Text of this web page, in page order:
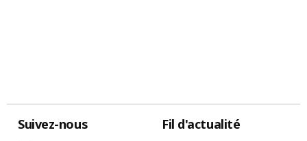
Suivez-nous Fil d'actualité